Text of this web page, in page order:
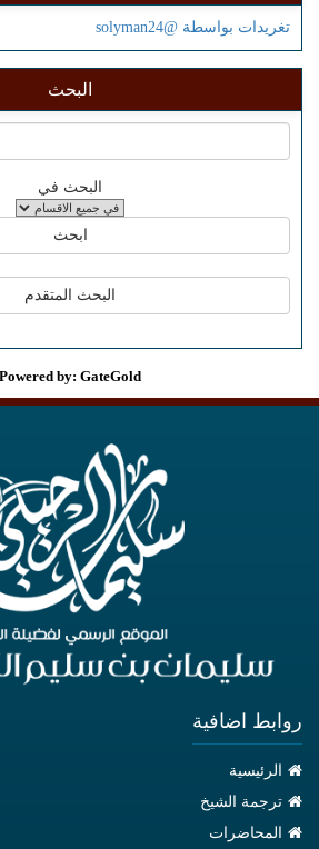
تغريدات بواسطة @solyman24
البحث
البحث في
Powered by: GateGold
روابط اضافية
الرئيسية
ترجمة الشيخ
المحاضرات